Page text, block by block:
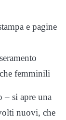
e pagine
femminili
– si apre una
nuovi, che